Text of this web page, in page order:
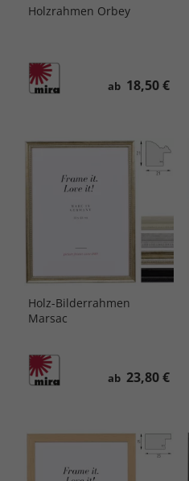
Holzrahmen Orbey
ab 18,50 €
Holz-Bilderrahmen
Marsac
ab 23,80 €